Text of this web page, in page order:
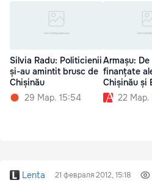
Silvia Radu: Politicienii
și-au amintit brusc de
Chișinău
29 Мар. 15:54
Armașu:
finanțate
Chișinău și
22 Мар.
Lenta 21 февраля 2012, 15:18